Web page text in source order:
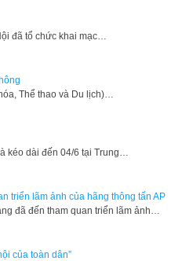
đã tổ chức khai mạc…
Thể thao và Du lịch)…
kéo dài đến 04/6 tại Trung…
triển lãm ảnh của hãng thông tấn AP
đã đến tham quan triển lãm ảnh…
của toàn dân”